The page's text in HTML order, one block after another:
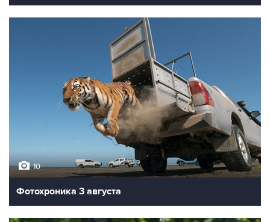
10
Фотохроника 3 августа